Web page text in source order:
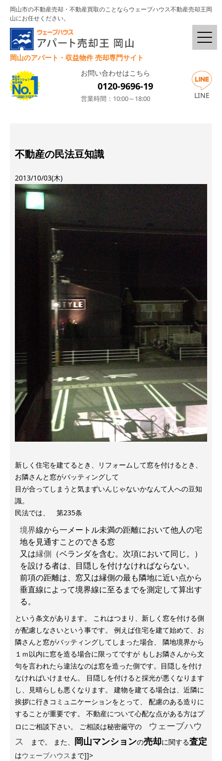
岡山市の不動産売却・不動産買取のことならウェーブハウス不動産売却王岡
山にお任せください。
岡山のアパート・収益物件 売却専門サイト
お問い合わせはこちら
0120-9696-19
営業時間：10:00～18:00 LINE
不動産の民法豆知識
2013/10/03(木)
新しく住宅を建てるとき、リフォームして窓を付けるとき、
お隣さんと窓がバッティングして
目が合ってしまうと気まずいんじゃないかなんて人への豆知
識。
民法では、 第235条
境界線から一メートル未満の距離において他人の宅
地を見通すことのできる窓
又は縁側 （ベランダを含む。次項において同じ。）
を設ける者は、目隠しを付けなければならない。
前項の距離は、窓又は縁側の最も隣地に近い点から
垂直線によって境界線に至るまでを測定して算出す
る。
という条文があります。 これはつまり、新しく窓を付ける側
が配慮しなさいという事です。 例えば住宅を建て始めて、お
隣さんと窓がバッティングしてしまった場合、 隣地境界から
１ｍ以内に窓を造る場合に限ってですが もしお隣さんから文
句を言われたら違法なのは窓を造った側です。目隠しを付け
なければいけません。 目隠しを付けると採光が悪くなります
し、見晴らしも悪くなります。 建物を建てる場合は、近隣に
挨拶に行きコミュニケーションをとって、 配慮のある造りに
することが重要です。 不動産について心配な点がある方はプ
ロにご相談下さい。 ご相談は秘密厳守の
ウェーブハウ
ス
まで。 また、 岡山マンションの売却に関する査定
はウェーブハウス まで]]>